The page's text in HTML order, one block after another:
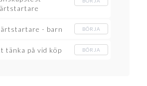
- barn BÖRJA
tänka på vid köp BÖRJA